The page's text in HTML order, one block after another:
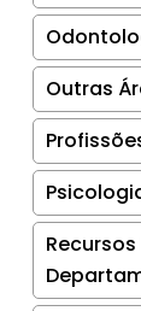
Outras